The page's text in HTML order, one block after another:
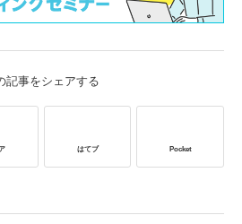
記事をシェアする
はてブ Pocket